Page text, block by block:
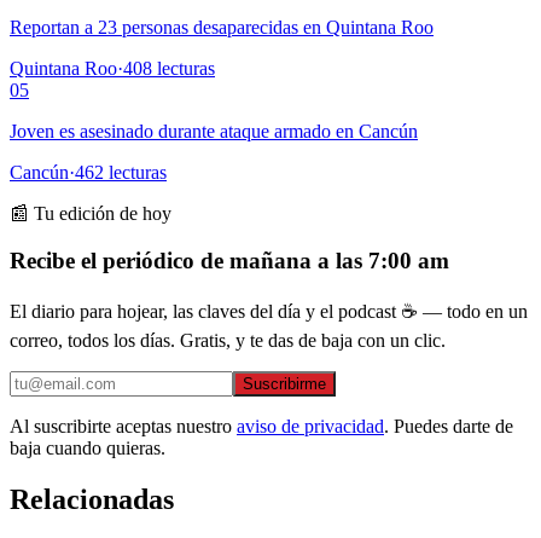
Reportan a 23 personas desaparecidas en Quintana Roo
Quintana Roo·408 lecturas
05
Joven es asesinado durante ataque armado en Cancún
Cancún·462 lecturas
📰 Tu edición de hoy
Recibe el periódico de mañana a las 7:00 am
El diario para hojear, las claves del día y el podcast ☕ — todo en un
correo, todos los días. Gratis, y te das de baja con un clic.
Suscribirme
Al suscribirte aceptas nuestro aviso de privacidad. Puedes darte de
baja cuando quieras.
Relacionadas